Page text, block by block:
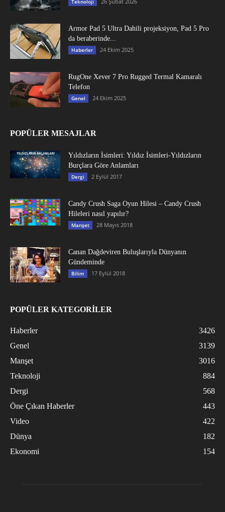
Teknoloji
Armor Pad 5 Ultra Dahili projeksiyon, Pad 5 Pro
da beraberinde...
Haberler 24 Ekim 2025
RugOne Xever 7 Pro Rugged Termal Kamaralı
Telefon
Genel 24 Ekim 2025
POPÜLER MESAJLAR
Yıldızların İsimleri: Yıldız İsimleri-Yıldızların
Burçlara Göre Anlamları
Dergi 2 Eylül 2017
Candy Crush Saga Oyun Hilesi – Candy Crush
Hileleri nasıl yapılır?
Manşet 28 Mayıs 2018
Canan Dağdeviren Buluşlarıyla Dünyanın
Gündeminde
Bilim 17 Eylül 2018
POPÜLER KATEGORİLER
Haberler
3426
Genel
3139
Manşet
3016
Teknoloji
884
Dergi
568
Öne Çıkan Haberler
443
Video
422
Dünya
182
Ekonomi
154